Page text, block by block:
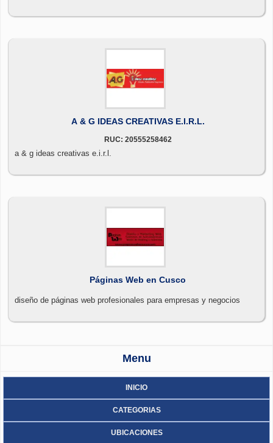
A & G IDEAS CREATIVAS E.I.R.L.
RUC: 20555258462
a & g ideas creativas e.i.r.l.
Páginas Web en Cusco
diseño de páginas web profesionales para empresas y negocios
Menu
INICIO
CATEGORIAS
UBICACIONES